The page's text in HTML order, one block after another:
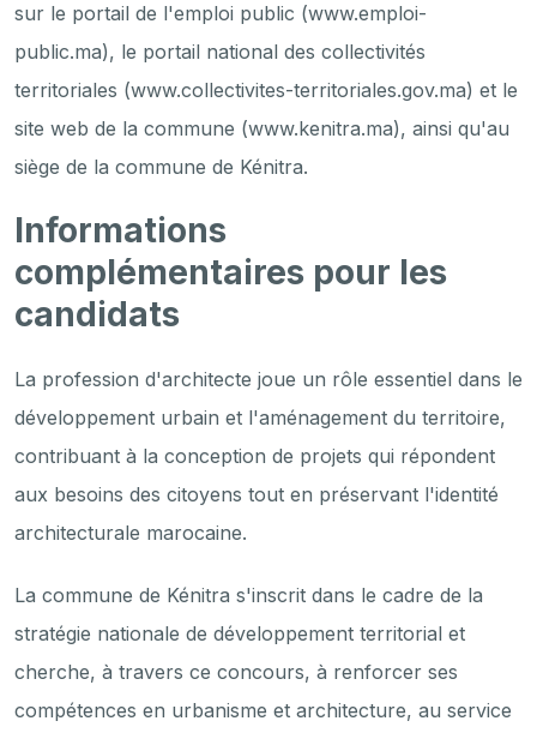
sur le portail de l'emploi public (www.emploi-
public.ma), le portail national des collectivités
territoriales (www.collectivites-territoriales.gov.ma) et le
site web de la commune (www.kenitra.ma), ainsi qu'au
siège de la commune de Kénitra.
Informations
complémentaires pour les
candidats
La profession d'architecte joue un rôle essentiel dans le
développement urbain et l'aménagement du territoire,
contribuant à la conception de projets qui répondent
aux besoins des citoyens tout en préservant l'identité
architecturale marocaine.
La commune de Kénitra s'inscrit dans le cadre de la
stratégie nationale de développement territorial et
cherche, à travers ce concours, à renforcer ses
compétences en urbanisme et architecture, au service